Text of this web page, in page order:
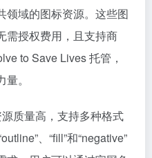
领域的图标资源。这些图
需授权费用，且支持商
to Save Lives 托管，
。
质量高，支持多种格式
、“fill”和“negative”